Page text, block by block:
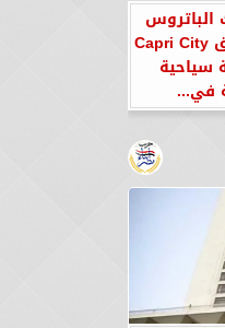
الباتروس
للفنادق تطلق Capri City
سياحية
في...